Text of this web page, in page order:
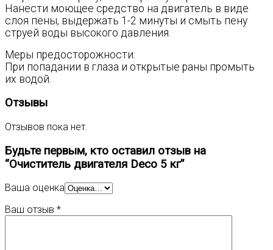
Нанести моющее средство на двигатель в виде
слоя пены, выдержать 1-2 минуты и смыть пену
струей воды высокого давления.
Меры предосторожности:
При попадании в глаза и открытые раны промыть
их водой.
Отзывы
Отзывов пока нет.
Будьте первым, кто оставил отзыв на
“Очиститель двигателя Deco 5 кг”
Ваша оценка
Ваш отзыв *